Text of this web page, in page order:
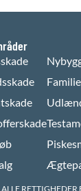
RETTIGHEDER